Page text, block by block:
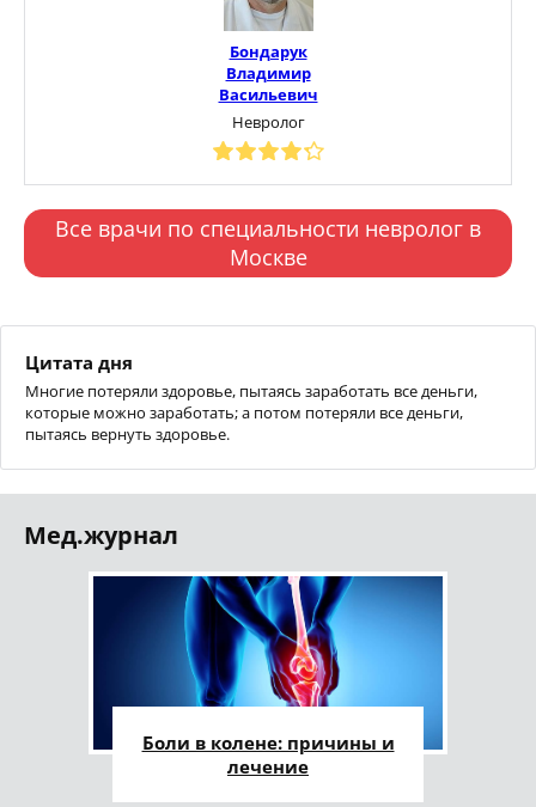
Бондарук
Владимир
Васильевич
Невролог
Все врачи по специальности невролог в
Москве
Цитата дня
Многие потеряли здоровье, пытаясь заработать все деньги,
которые можно заработать; а потом потеряли все деньги,
пытаясь вернуть здоровье.
Мед.журнал
Боли в колене: причины и
лечение